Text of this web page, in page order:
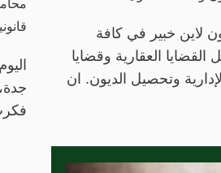
لاين خبير في كافة
العقارية وقضايا
وتحصيل الديون. ان